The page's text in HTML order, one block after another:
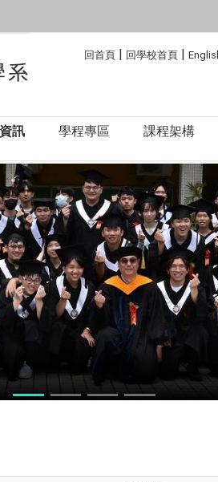
回首頁 | 回學校首頁 |
訊 學程專區 課程架構